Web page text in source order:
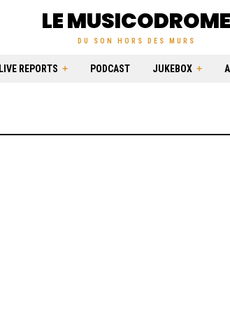
LE MUSICODROME
DU SON HORS DES MURS
LIVE REPORTS PODCAST JUKEBOX